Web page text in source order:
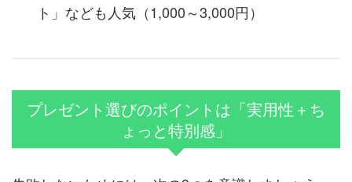
ト」なども人気（1,000～3,000円）
プレゼント選びのポイントは「実用性＋ち
ょっと特別感」